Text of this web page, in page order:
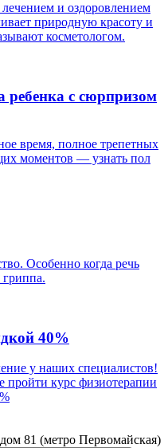
и оздоровлением
природную красоту и
косметологом.
ребенка с сюрпризом
время, полное трепетных
моментов — узнать пол
Особенно когда речь
гриппа.
40%
у наших специалистов!
курс физиотерапии
81 (метро Первомайская)